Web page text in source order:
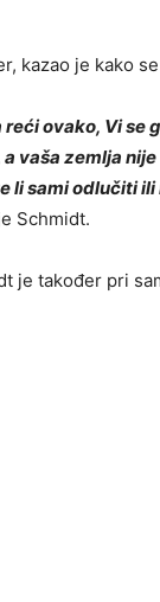
kazao je kako
reći ovako, Vi
vaša zemlja
li sami odlučiti
Schmidt.
je također pri